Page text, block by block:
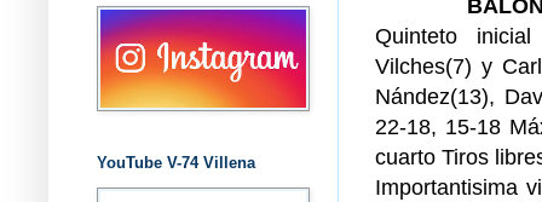
Quinteto
Vilches(7) y
Nández(13),
22-18, 15-18
cuarto Tiros
Importantisima
YouTube V-74 Villena